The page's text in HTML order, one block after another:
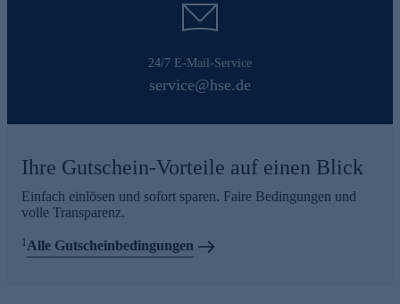
24/7 E-Mail-Service
service@hse.de
Ihre Gutschein-Vorteile auf einen Blick
Einfach einlösen und sofort sparen. Faire Bedingungen und
volle Transparenz.
1Alle Gutscheinbedingungen